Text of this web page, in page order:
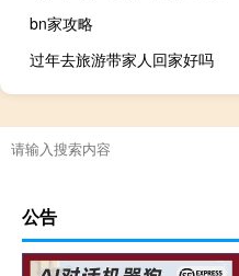
bn家攻略
过年去旅游带家人回家好吗
公告